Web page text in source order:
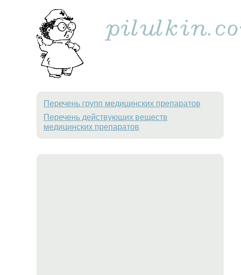
Перечень групп медицинских препаратов
Перечень действующих веществ
медицинских препаратов